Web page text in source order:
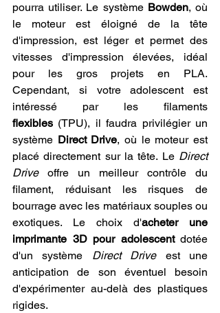
pourra utiliser. Le système Bowden, où
le moteur est éloigné de la tête
d'impression, est léger et permet des
vitesses d'impression élevées, idéal
pour les gros projets en PLA.
Cependant, si votre adolescent est
flexibles (TPU), il faudra privilégier un
système Direct Drive, où le moteur est
placé directement sur la tête. Le Direct
Drive offre un meilleur contrôle du
filament, réduisant les risques de
bourrage avec les matériaux souples ou
exotiques. Le choix d'acheter une
imprimante 3D pour adolescent dotée
d'un système Direct Drive est une
anticipation de son éventuel besoin
d'expérimenter au-delà des plastiques
rigides.